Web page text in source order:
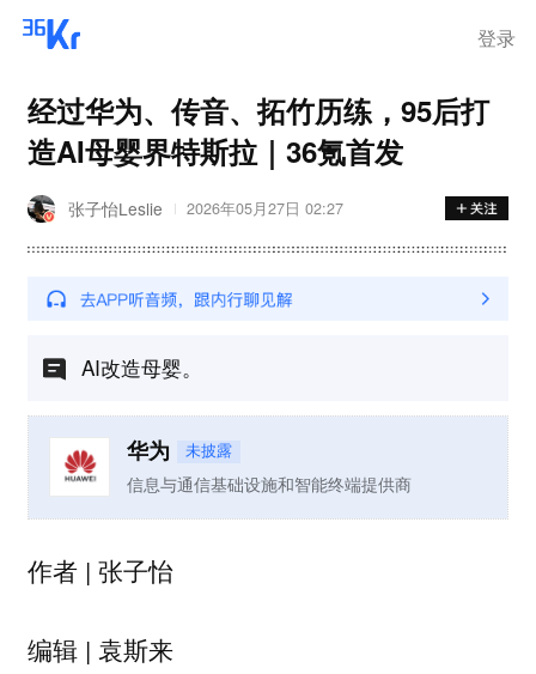
登录
经过华为、传音、拓竹历练，95后打
造AI母婴界特斯拉｜36氪首发
张子怡Leslie 2026年05月27日 02:27
AI改造母婴。
华为 未披露
信息与通信基础设施和智能终端提供商
作者 | 张子怡
编辑 | 袁斯来